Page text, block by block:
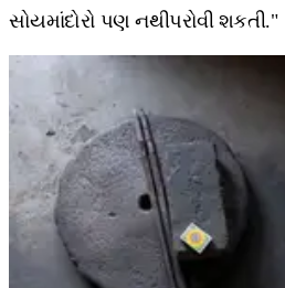
સોયમાંદોરો પણ નથીપરોવી શકતી."